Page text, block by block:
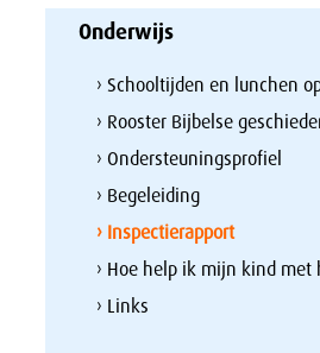
Onderwijs
› Schooltijden en lunchen
› Rooster Bijbelse
› Ondersteuningsprofiel
› Begeleiding
› Inspectierapport
› Hoe help ik mijn kind met
› Links